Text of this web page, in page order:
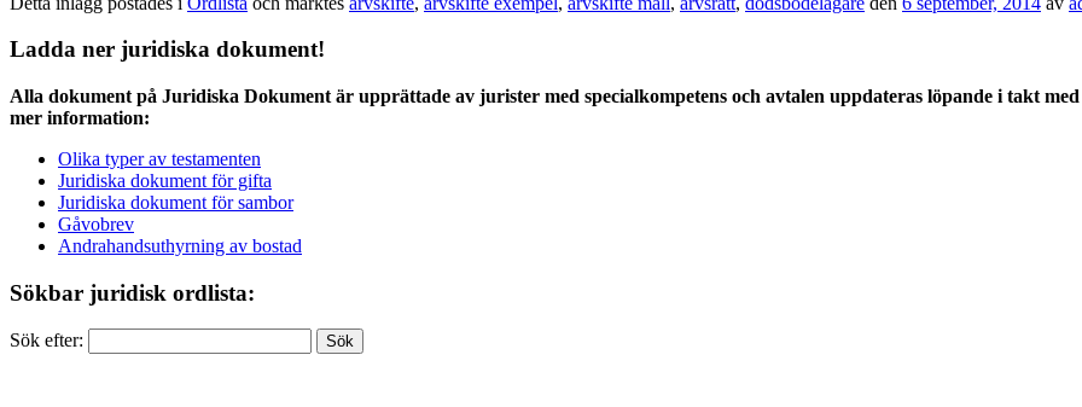
Ladda ner juridiska dokument!
Alla dokument på Juridiska Dokument är upprättade av jurister med specialkompetens och avtalen uppdateras löpande i takt
mer information:
Olika typer av testamenten
Juridiska dokument för gifta
Juridiska dokument för sambor
Gåvobrev
Andrahandsuthyrning av bostad
Sökbar juridisk ordlista:
Sök efter: